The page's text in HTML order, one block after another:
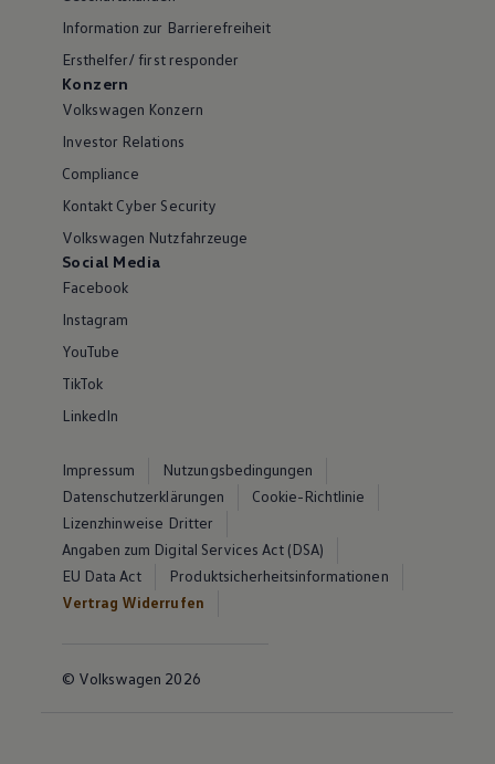
Information zur Barrierefreiheit
Ersthelfer/ first responder
Konzern
Volkswagen Konzern
Investor Relations
Compliance
Kontakt Cyber Security
Volkswagen Nutzfahrzeuge
Social Media
Facebook
Instagram
YouTube
TikTok
LinkedIn
Impressum
Nutzungsbedingungen
Datenschutzerklärungen
Cookie-Richtlinie
Lizenzhinweise Dritter
Angaben zum Digital Services Act (DSA)
EU Data Act
Produktsicherheitsinformationen
Vertrag Widerrufen
© Volkswagen 2026